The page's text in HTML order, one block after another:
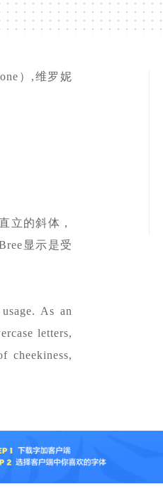
）,维罗妮
立的斜体，
显示是受
As an
letters,
cheekiness,